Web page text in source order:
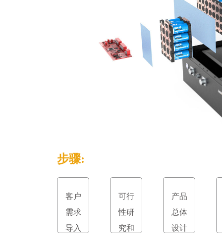
步骤:
客户
需求
导入
可行
性研
究和
产品
总体
设计